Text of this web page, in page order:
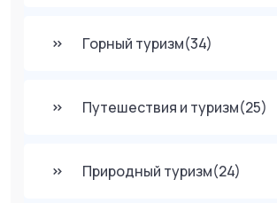
Горный туризм(34)
Путешествия и туризм(25)
Природный туризм(24)